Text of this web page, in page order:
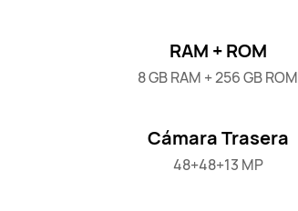
RAM + ROM
8 GB RAM + 256 GB ROM
Cámara Trasera
48+48+13 MP